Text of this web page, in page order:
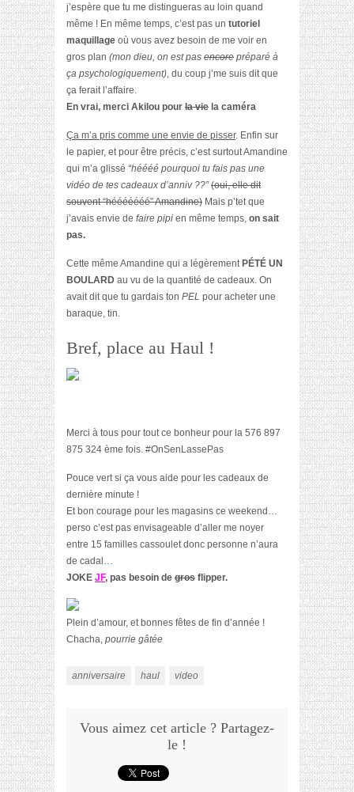
j’espère que tu me distingueras au loin quand
même ! En même temps, c’est pas un tutoriel
maquillage où vous avez besoin de me voir en
gros plan (mon dieu, on est pas encore préparé à
ça psychologiquement), du coup j’me suis dit que
ça ferait l’affaire.
En vrai, merci Akilou pour la vie la caméra
Ça m’a pris comme une envie de pisser. Enfin sur
le papier, et pour être précis, c’est surtout Amandine
qui m’a glissé “héééé pourquoi tu fais pas une
vidéo de tes cadeaux d’anniv ??” (oui, elle dit
souvent “hééééééé” Amandine) Mais p’tet que
j’avais envie de faire pipi en même temps, on sait
pas.
Cette même Amandine qui a légèrement PÉTÉ UN
BOULARD au vu de la quantité de cadeaux. On
avait dit que tu gardais ton PEL pour acheter une
baraque, tin.
Bref, place au Haul !
Merci à tous pour tout ce bonheur pour la 576 897
875 324 ème fois. #OnSenLassePas
Pouce vert si ça vous aide pour les cadeaux de
dernière minute !
Et bon courage pour les magasins ce weekend…
perso c’est pas envisageable d’aller me noyer
entre 15 familles cassoulet donc personne n’aura
de cadal…
JOKE JF, pas besoin de gros flipper.
Plein d’amour, et bonnes fêtes de fin d’année !
Chacha, pourrie gâtée
anniversaire haul video
Vous aimez cet article ? Partagez-
le !